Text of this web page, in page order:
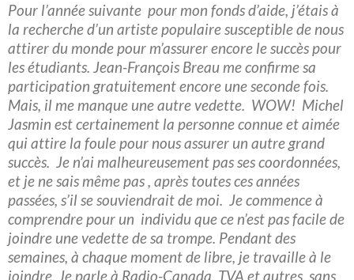
Pour l’année suivante pour mon fonds d’aide, j’étais à
la recherche d’un artiste populaire susceptible de nous
attirer du monde pour m’assurer encore le succès pour
les étudiants. Jean-François Breau me confirme sa
participation gratuitement encore une seconde fois.
Mais, il me manque une autre vedette. WOW! Michel
Jasmin est certainement la personne connue et aimée
qui attire la foule pour nous assurer un autre grand
succès. Je n’ai malheureusement pas ses coordonnées,
et je ne sais même pas , après toutes ces années
passées, s’il se souviendrait de moi. Je commence à
comprendre pour un individu que ce n’est pas facile de
joindre une vedette de sa trompe. Pendant des
semaines, à chaque moment de libre, je travaille à le
joindre. Je parle à Radio-Canada, TVA et autres, sans